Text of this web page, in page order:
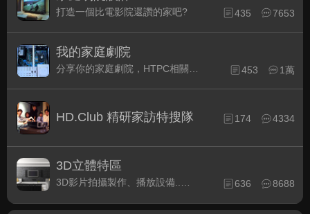
打造一個比電影院還讚的家吧? 435 7653
我的家庭劇院
453 1萬
HD.Club 精研家訪特搜隊 174 4334
3D立體特區
3D影片拍攝製作、播放設備..等相關討論 636 8688